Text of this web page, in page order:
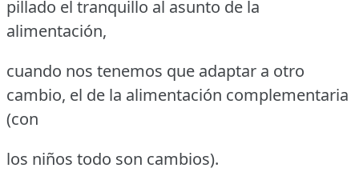
pillado el tranquillo al asunto de la
alimentación,
cuando nos tenemos que adaptar a otro
cambio, el de la alimentación complementaria
(con
los niños todo son cambios).